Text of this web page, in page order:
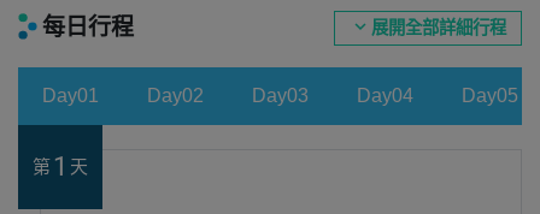
每日行程 expand_more 展開全部詳細行程
Day01 Day02 Day03 Day04 Day05
第 1 天